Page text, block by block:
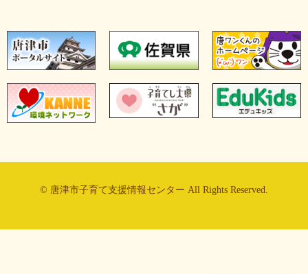
© 唐津市子育て支援情報センター All Rights Reserved.